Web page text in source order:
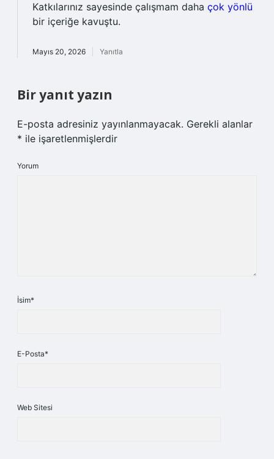
Katkılarınız sayesinde çalışmam daha çok yönlü
bir içeriğe kavuştu.
Mayıs 20, 2026 Yanıtla
Bir yanıt yazın
E-posta adresiniz yayınlanmayacak. Gerekli alanlar
* ile işaretlenmişlerdir
Yorum
İsim*
E-Posta*
Web Sitesi